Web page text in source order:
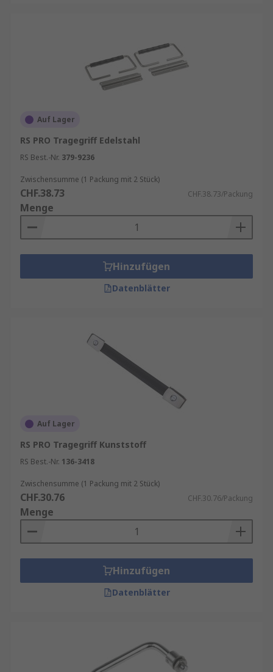
Auf Lager
RS PRO Tragegriff Edelstahl
RS Best.-Nr. 379-9236
Zwischensumme (1 Packung mit 2 Stück)
CHF.38.73 CHF.38.73/Packung
Menge
Hinzufügen
Datenblätter
Auf Lager
RS PRO Tragegriff Kunststoff
RS Best.-Nr. 136-3418
Zwischensumme (1 Packung mit 2 Stück)
CHF.30.76 CHF.30.76/Packung
Menge
Hinzufügen
Datenblätter